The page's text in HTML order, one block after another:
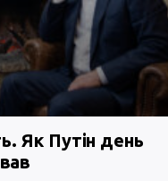
Як Путін день